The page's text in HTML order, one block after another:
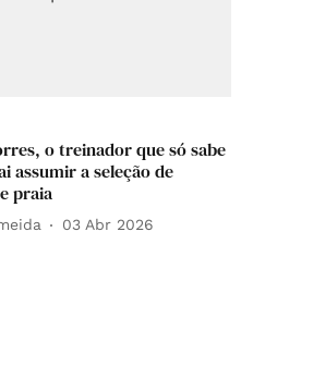
o treinador que só sabe
assumir a seleção de
praia
03 Abr 2026